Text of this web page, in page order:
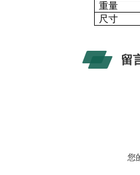
重量
尺寸
留
您